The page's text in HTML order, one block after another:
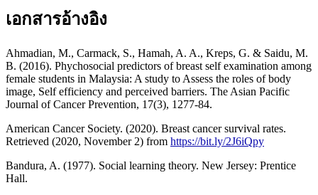
เอกสารอ้างอิง
Ahmadian, M., Carmack, S., Hamah, A. A., Kreps, G. & Saidu, M.
B. (2016). Phychosocial predictors of breast self examination among
female students in Malaysia: A study to Assess the roles of body
image, Self efficiency and perceived barriers. The Asian Pacific
Journal of Cancer Prevention, 17(3), 1277-84.
American Cancer Society. (2020). Breast cancer survival rates.
Retrieved (2020, November 2) from https://bit.ly/2J6iQpy
Bandura, A. (1977). Social learning theory. New Jersey: Prentice
Hall.